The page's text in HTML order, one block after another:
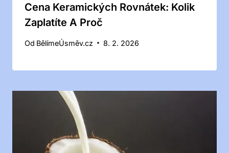
Cena Keramických Rovnátek: Kolik
Zaplatíte A Proč
Od BělímeÚsměv.cz 8. 2. 2026